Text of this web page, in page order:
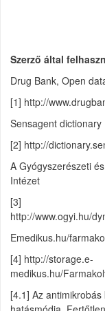
Szerző által
Drug Bank, Open
[1] http://
Sensagent dictionary
[2] http://
A Gyógyszerészeti
Intézet
[3]
http://www.ogyi.hu/
Emedikus.hu/
[4] http://storage.e-
medikus.hu/
[4.1] Az